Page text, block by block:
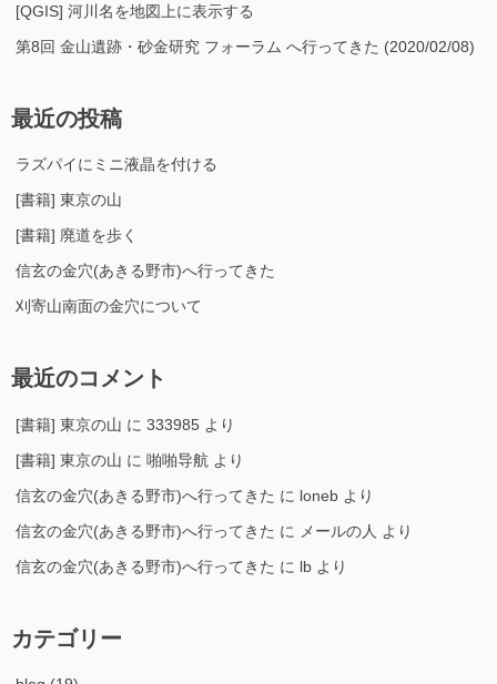
[QGIS] 河川名を地図上に表示する
第8回 金山遺跡・砂金研究 フォーラム へ行ってきた (2020/02/08)
最近の投稿
ラズパイにミニ液晶を付ける
[書籍] 東京の山
[書籍] 廃道を歩く
信玄の金穴(あきる野市)へ行ってきた
刈寄山南面の金穴について
最近のコメント
[書籍] 東京の山 に 333985 より
[書籍] 東京の山 に 啪啪导航 より
信玄の金穴(あきる野市)へ行ってきた に loneb より
信玄の金穴(あきる野市)へ行ってきた に メールの人 より
信玄の金穴(あきる野市)へ行ってきた に lb より
カテゴリー